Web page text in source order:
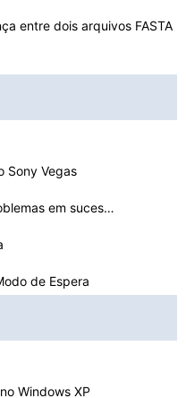
entre dois arquivos FASTA
Sony Vegas
Traços de um computador para problemas em sucesso
de Espera
ISO Petz
FX
Windows XP